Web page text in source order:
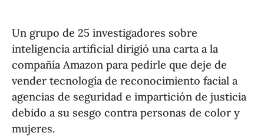
Un grupo de 25 investigadores sobre
inteligencia artificial dirigió una carta a la
compañía Amazon para pedirle que deje de
vender tecnología de reconocimiento facial a
agencias de seguridad e impartición de justicia
debido a su sesgo contra personas de color y
mujeres.